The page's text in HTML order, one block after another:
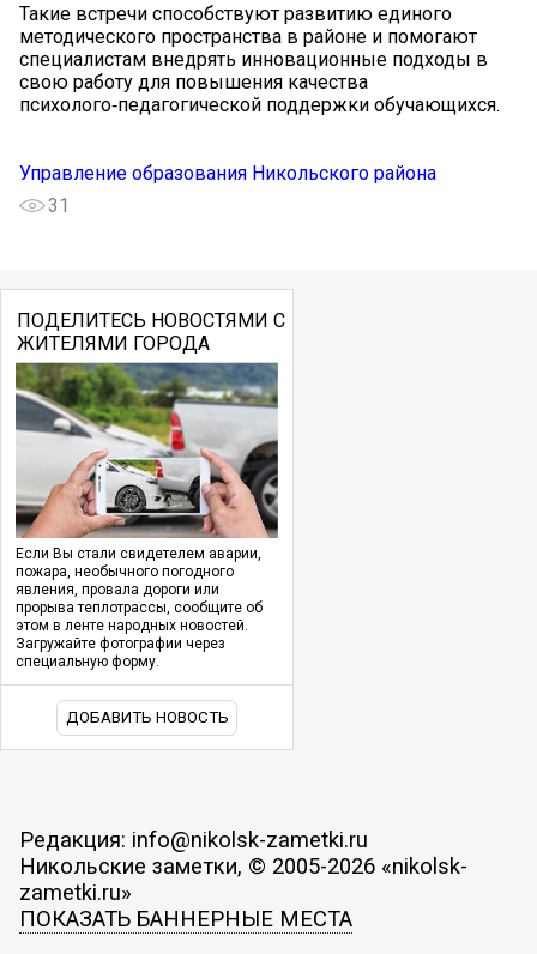
Такие встречи способствуют развитию единого
методического пространства в районе и помогают
специалистам внедрять инновационные подходы в
свою работу для повышения качества
психолого‑педагогической поддержки обучающихся.
Управление образования Никольского района
31
ПОДЕЛИТЕСЬ НОВОСТЯМИ С
ЖИТЕЛЯМИ ГОРОДА
Если Вы стали свидетелем аварии,
пожара, необычного погодного
явления, провала дороги или
прорыва теплотрассы, сообщите об
этом в ленте народных новостей.
Загружайте фотографии через
специальную форму.
ДОБАВИТЬ НОВОСТЬ
Редакция: info@nikolsk-zametki.ru
Никольские заметки, © 2005-2026 «nikolsk-
zametki.ru»
ПОКАЗАТЬ БАННЕРНЫЕ МЕСТА